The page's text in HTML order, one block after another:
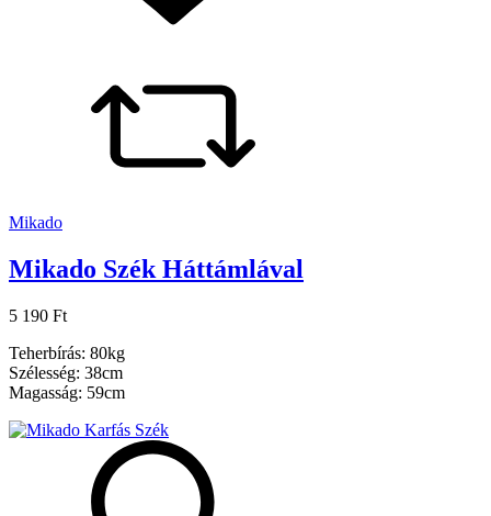
Mikado
Mikado Szék Háttámlával
5 190 Ft
Teherbírás: 80kg
Szélesség: 38cm
Magasság: 59cm